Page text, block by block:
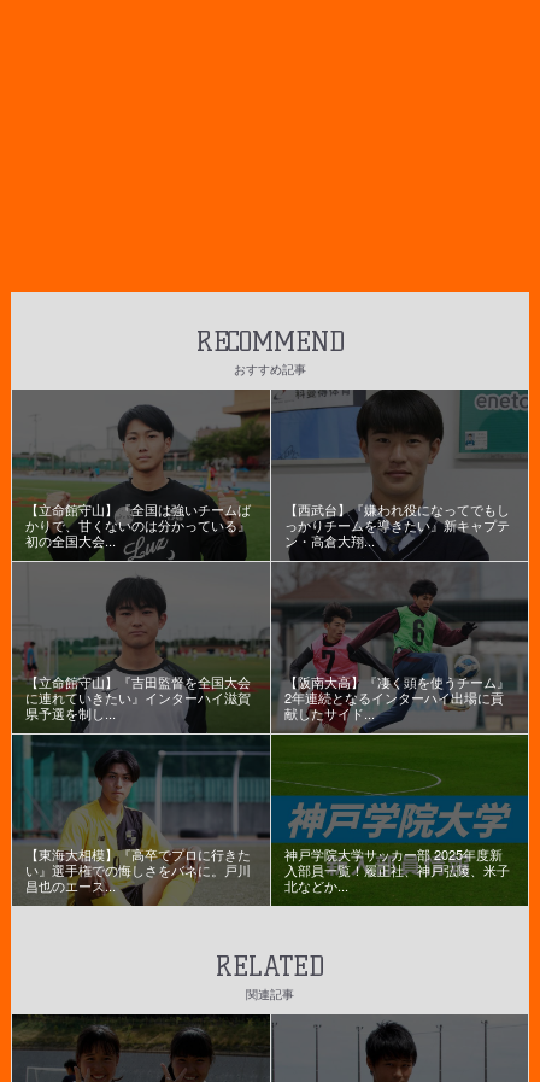
RECOMMEND
おすすめ記事
【立命館守山】『全国は強いチームば
かりで、甘くないのは分かっている』
初の全国大会...
【西武台】『嫌われ役になってでもし
っかりチームを導きたい』新キャプテ
ン・高倉大翔...
【立命館守山】『吉田監督を全国大会
に連れていきたい』インターハイ滋賀
県予選を制し...
【阪南大高】『凄く頭を使うチーム』
2年連続となるインターハイ出場に貢
献したサイド...
【東海大相模】『高卒でプロに行きた
い』選手権での悔しさをバネに。戸川
昌也のエース...
神戸学院大学サッカー部 2025年度新
入部員一覧！履正社、神戸弘陵、米子
北などか...
RELATED
関連記事